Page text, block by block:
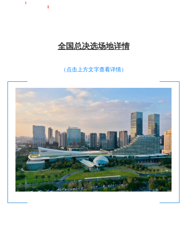
全国总决选场地详情
（点击上方文字查看详情）